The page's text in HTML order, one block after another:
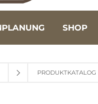
SHOP
PRODUKTKATALOG